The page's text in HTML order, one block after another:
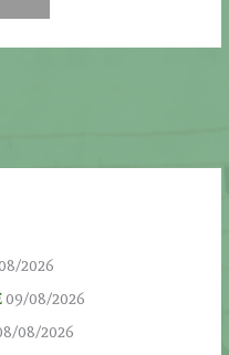
2026
09/08/2026
08/2026